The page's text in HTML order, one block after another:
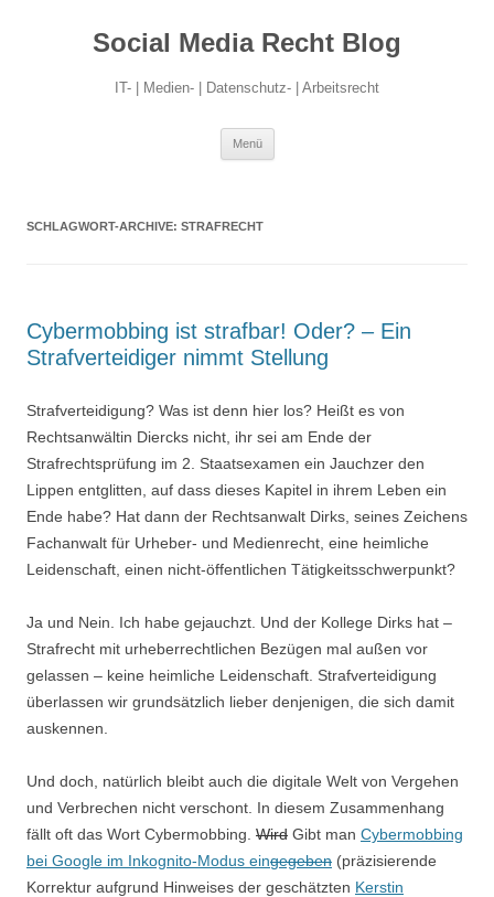
Social Media Recht Blog
IT- | Medien- | Datenschutz- | Arbeitsrecht
Menü
SCHLAGWORT-ARCHIVE: STRAFRECHT
Cybermobbing ist strafbar! Oder? – Ein
Strafverteidiger nimmt Stellung
Strafverteidigung? Was ist denn hier los? Heißt es von
Rechtsanwältin Diercks nicht, ihr sei am Ende der
Strafrechtsprüfung im 2. Staatsexamen ein Jauchzer den
Lippen entglitten, auf dass dieses Kapitel in ihrem Leben ein
Ende habe? Hat dann der Rechtsanwalt Dirks, seines Zeichens
Fachanwalt für Urheber- und Medienrecht, eine heimliche
Leidenschaft, einen nicht-öffentlichen Tätigkeitsschwerpunkt?
Ja und Nein. Ich habe gejauchzt. Und der Kollege Dirks hat –
Strafrecht mit urheberrechtlichen Bezügen mal außen vor
gelassen – keine heimliche Leidenschaft. Strafverteidigung
überlassen wir grundsätzlich lieber denjenigen, die sich damit
auskennen.
Und doch, natürlich bleibt auch die digitale Welt von Vergehen
und Verbrechen nicht verschont. In diesem Zusammenhang
fällt oft das Wort Cybermobbing. Wird Gibt man Cybermobbing
bei Google im Inkognito-Modus eingegeben (präzisierende
Korrektur aufgrund Hinweises der geschätzten Kerstin